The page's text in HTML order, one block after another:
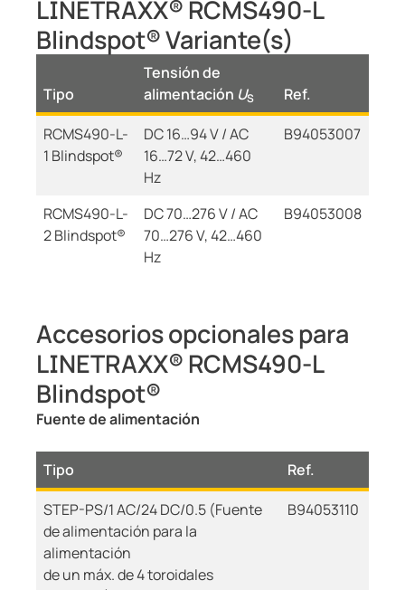
LINETRAXX® RCMS490-L
Blindspot® Variante(s)
Tipo
Tensión de
alimentación US
Ref.
RCMS490-L-
1 Blindspot®
DC 16…94 V / AC
16…72 V, 42…460
Hz
B94053007
RCMS490-L-
2 Blindspot®
DC 70…276 V / AC
70…276 V, 42…460
Hz
B94053008
Accesorios opcionales para
LINETRAXX® RCMS490-L
Blindspot®
Fuente de alimentación
Tipo
Ref.
STEP-PS/1 AC/24 DC/0.5 (Fuente
de alimentación para la
alimentación
de un máx. de 4 toroidales
B94053110